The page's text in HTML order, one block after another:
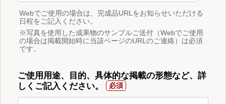
Webでご使用の場合は、完成品URLをお知らせいただける
日程をご記入ください。
※写真を使用した成果物のサンプルご送付（Webでご使用
の場合は掲載開始時に当該ページのURLのご連絡）は必須
です。
ご使用用途、目的、具体的な掲載の形態など、詳
しくご記入ください。